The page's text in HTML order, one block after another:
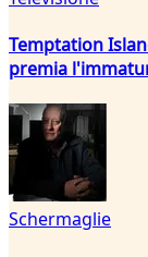
Temptation
premia
Schermaglie